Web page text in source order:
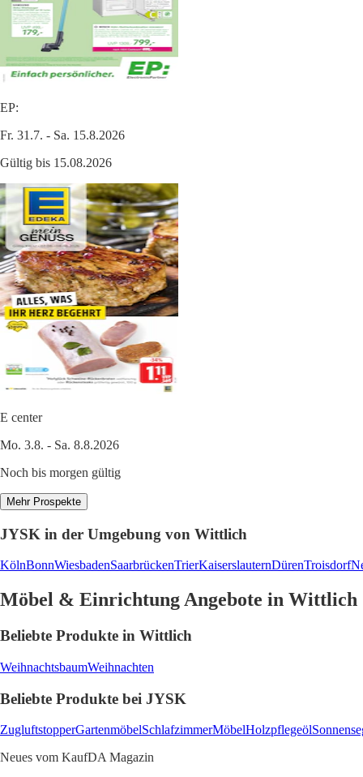
EP:
Fr. 31.7. - Sa. 15.8.2026
Gültig bis 15.08.2026
E center
Mo. 3.8. - Sa. 8.8.2026
Noch bis morgen gültig
Mehr Prospekte
JYSK in der Umgebung von Wittlich
KölnBonnWiesbadenSaarbrückenTrierKaiserslauternDürenTroisdorf
Möbel & Einrichtung Angebote in Wittlich
Beliebte Produkte in Wittlich
WeihnachtsbaumWeihnachten
Beliebte Produkte bei JYSK
ZugluftstopperGartenmöbelSchlafzimmerMöbelHolzpflegeöl
Neues vom KaufDA Magazin